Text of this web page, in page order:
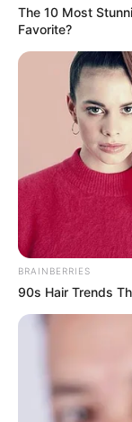
Anti
Membawa
Versi Warga
Langka
Katak yang
Gemes
The 10 Most
Favorite?
BRAINBERRIES
90s Hair Trends